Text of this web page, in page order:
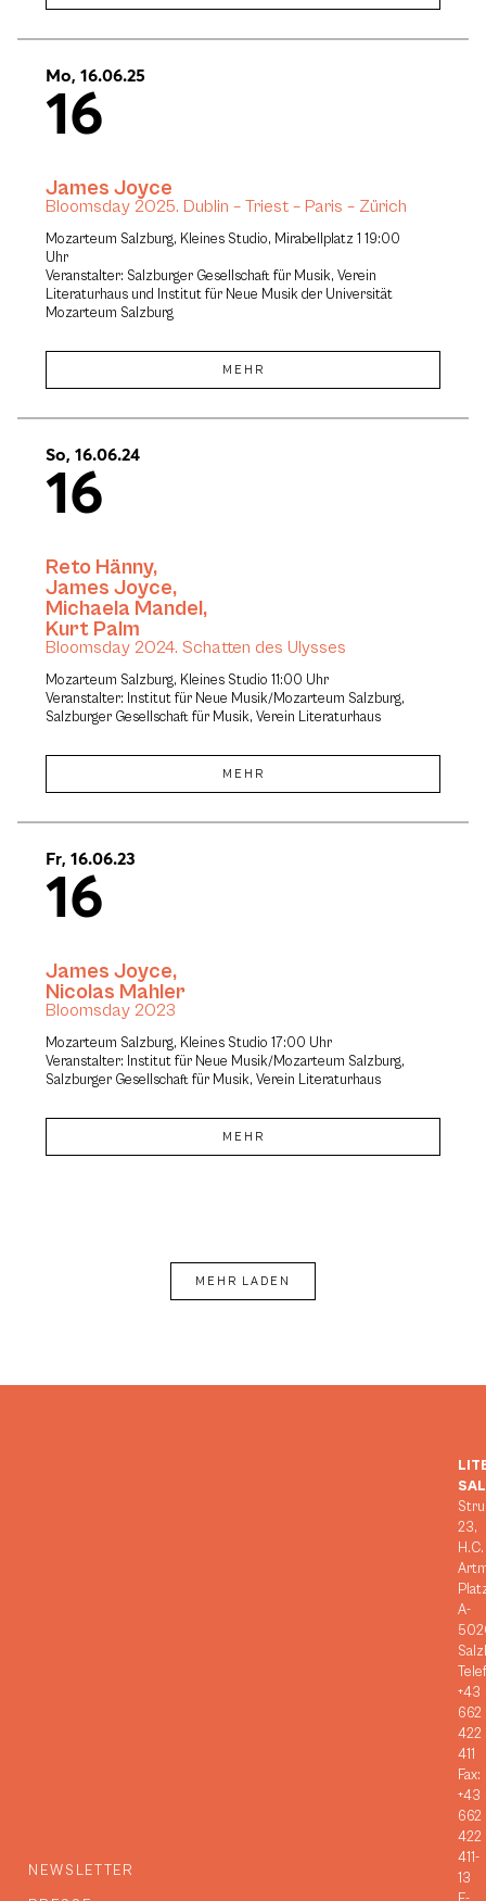
Mo, 16.06.25
16
Mozarteum Salzburg, Kleines Studio, Mirabellplatz 1 19:00
Uhr
Veranstalter: Salzburger Gesellschaft für Musik, Verein
Literaturhaus und Institut für Neue Musik der Universität
Mozarteum Salzburg
James Joyce
Bloomsday 2025. Dublin – Triest – Paris – Zürich
MEHR
So, 16.06.24
16
Mozarteum Salzburg, Kleines Studio 11:00 Uhr
Veranstalter: Institut für Neue Musik/Mozarteum Salzburg,
Salzburger Gesellschaft für Musik, Verein Literaturhaus
Reto Hänny,
James Joyce,
Michaela Mandel,
Kurt Palm
Bloomsday 2024. Schatten des Ulysses
MEHR
Fr, 16.06.23
16
Mozarteum Salzburg, Kleines Studio 17:00 Uhr
Veranstalter: Institut für Neue Musik/Mozarteum Salzburg,
Salzburger Gesellschaft für Musik, Verein Literaturhaus
James Joyce,
Nicolas Mahler
Bloomsday 2023
MEHR
MEHR LADEN
NEWSLETTER
23,
H.C.
A-
+43
662
422
411
Fax:
+43
662
422
411-
13